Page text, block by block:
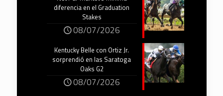
diferencia en el Graduation
Stakes
08/07/2026
Kentucky Belle con Ortiz Jr.
sorprendió en las Saratoga
Oaks G2
08/07/2026